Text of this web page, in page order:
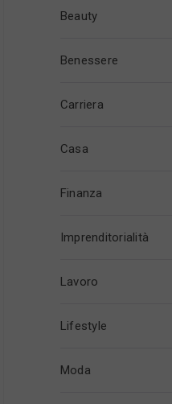
Beauty
Benessere
Carriera
Casa
Finanza
Imprenditorialità
Lavoro
Lifestyle
Moda